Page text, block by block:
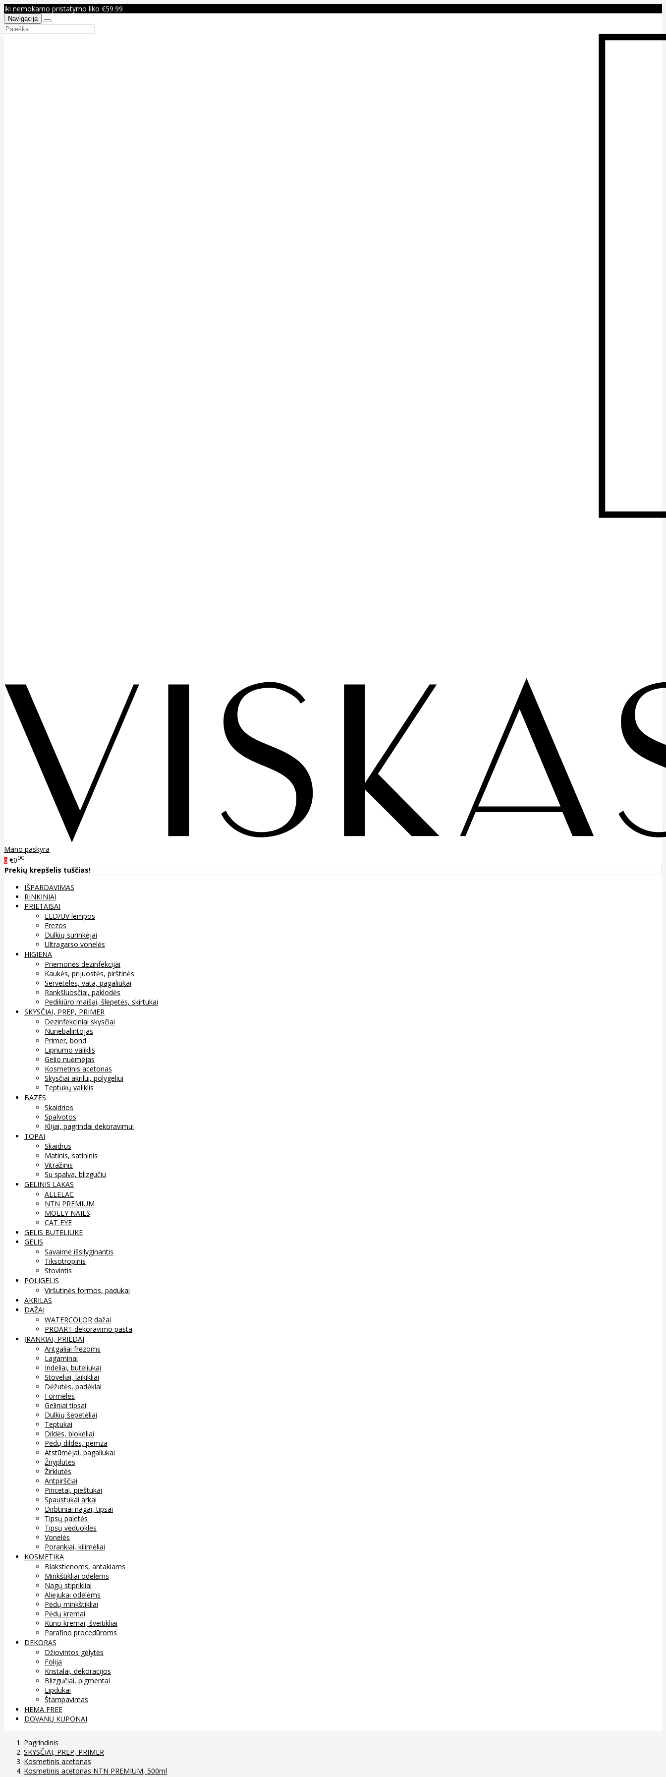
Iki nemokamo pristatymo liko €59.99
Navigacija
Mano paskyra
0 €000
Prekių krepšelis tuščias!
IŠPARDAVIMAS
RINKINIAI
PRIETAISAI
LED/UV lempos
Frezos
Dulkių surinkėjai
Ultragarso vonelės
HIGIENA
Priemonės dezinfekcijai
Kaukės, prijuostės, pirštinės
Servetėlės, vata, pagaliukai
Rankšluosčiai, paklodės
Pedikiūro maišai, šlepetės, skirtukai
SKYSČIAI, PREP, PRIMER
Dezinfekciniai skysčiai
Nuriebalintojas
Primer, bond
Lipnumo valiklis
Gelio nuėmėjas
Kosmetinis acetonas
Skysčiai akrilui, polygeliui
Teptukų valiklis
BAZĖS
Skaidrios
Spalvotos
Klijai, pagrindai dekoravimui
TOPAI
Skaidrus
Matinis, satininis
Vitražinis
Su spalva, blizgučiu
GELINIS LAKAS
ALLELAC
NTN PREMIUM
MOLLY NAILS
CAT EYE
GELIS BUTELIUKE
GELIS
Savaime išsilyginantis
Tiksotropinis
Stovintis
POLIGELIS
Viršutinės formos, padukai
AKRILAS
DAŽAI
WATERCOLOR dažai
PROART dekoravimo pasta
ĮRANKIAI, PRIEDAI
Antgaliai frezoms
Lagaminai
Indeliai, buteliukai
Stoveliai, laikikliai
Dėžutės, padėklai
Formelės
Geliniai tipsai
Dulkių šepetėliai
Teptukai
Dildės, blokeliai
Pėdų dildės, pemza
Atstūmėjai, pagaliukai
Žnyplutės
Žirklutės
Antpirščiai
Pincetai, pieštukai
Spaustukai arkai
Dirbtiniai nagai, tipsai
Tipsų paletės
Tipsų vėduoklės
Vonelės
Porankiai, kilimėliai
KOSMETIKA
Blakstienoms, antakiams
Minkštikliai odelėms
Nagų stiprikliai
Aliejukai odelėms
Pėdų minkštikliai
Pėdų kremai
Kūno kremai, šveitikliai
Parafino procedūroms
DEKORAS
Džiovintos gėlytės
Folija
Kristalai, dekoracijos
Blizgučiai, pigmentai
Lipdukai
Štampavimas
HEMA FREE
DOVANŲ KUPONAI
Pagrindinis
SKYSČIAI, PREP, PRIMER
Kosmetinis acetonas
Kosmetinis acetonas NTN PREMIUM, 500ml